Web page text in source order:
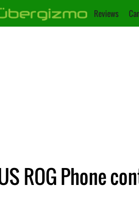
Reviews
ROG Phone